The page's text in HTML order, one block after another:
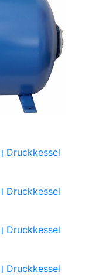
Druckkessel
Druckkessel
Druckkessel
Druckkessel